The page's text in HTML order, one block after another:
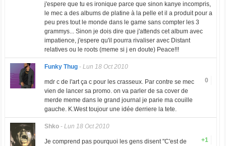
j'espere que tu es ironique parce que sinon kanye incompris,
le mec a des albums de platine à la pelle et il a produit pour a
peu pres tout le monde dans le game sans compter les 3
grammys... Sinon je dois dire que j'attends cet album avec
impatience, j'espere qu'il pourra rivaliser avec Distant
relatives ou le roots (meme si j en doute) Peace!!!
Funky Thug- Lun 18 Oct 2010
0
mdr c de l'art ça c pour les crasseux. Par contre se mec
vien de lancer sa promo. on va parler de sa cover de
merde meme dans le grand journal je parie ma couille
gauche. K.West toujour une idée derriere la tete.
Shko- Lun 18 Oct 2010
+1
Je comprend pas pourquoi les gens disent "C'est de